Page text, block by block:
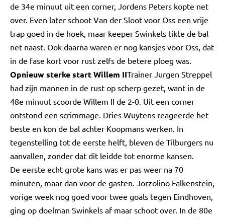
de 34e minuut uit een corner, Jordens Peters kopte net
over. Even later schoot Van der Sloot voor Oss een vrije
trap goed in de hoek, maar keeper Swinkels tikte de bal
net naast. Ook daarna waren er nog kansjes voor Oss, dat
in de fase kort voor rust zelfs de betere ploeg was.
Opnieuw sterke start Willem IITrainer Jurgen Streppel
had zijn mannen in de rust op scherp gezet, want in de
48e minuut scoorde Willem II de 2-0. Uit een corner
ontstond een scrimmage. Dries Wuytens reageerde het
beste en kon de bal achter Koopmans werken. In
tegenstelling tot de eerste helft, bleven de Tilburgers nu
aanvallen, zonder dat dit leidde tot enorme kansen.
De eerste echt grote kans was er pas weer na 70
minuten, maar dan voor de gasten. Jorzolino Falkenstein,
vorige week nog goed voor twee goals tegen Eindhoven,
ging op doelman Swinkels af maar schoot over. In de 80e